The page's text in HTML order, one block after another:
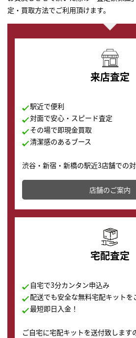
定・買取方法でご利用頂けます。
来店査定
駅近で便利
対面で安心・スピード査定
その場で即現金買取
清潔感のあるブース
渋谷・新宿・新橋の駅近3店舗での
その場で現金買取致します。渋谷本
店舗を併設しており、下取りに出し
の購入もできます♪
店舗のご案内
宅配査定
自宅で3分カンタン申込み
配送でも安全な無料宅配キットを
最短即日入金！
ご自宅に宅配キットを送付致します